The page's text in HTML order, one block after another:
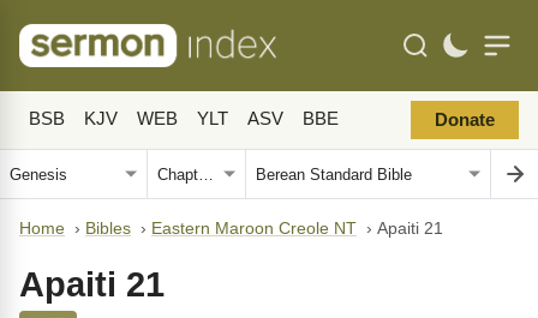
BSB KJV WEB YLT ASV BBE Donate
Home › Bibles › Eastern Maroon Creole NT › Apaiti 21
Apaiti 21